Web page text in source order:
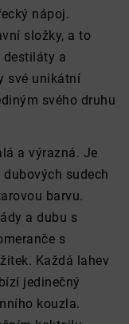
nápoj.
složky, a to
destiláty a
své unikátní
svého druhu
a výrazná. Je
sudech
barvu.
a dubu s
s
Každá lahev
jedinečný
kouzla.